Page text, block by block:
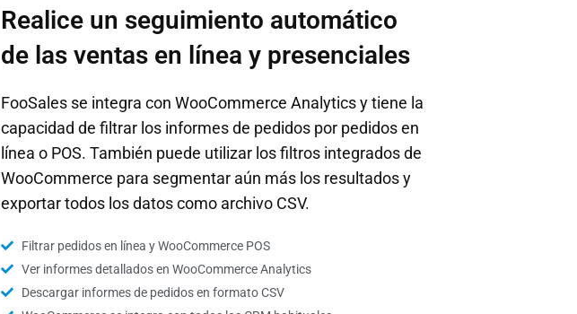
Realice un seguimiento automático
de las ventas en línea y presenciales
FooSales se integra con WooCommerce Analytics y tiene la
capacidad de filtrar los informes de pedidos por pedidos en
línea o POS. También puede utilizar los filtros integrados de
WooCommerce para segmentar aún más los resultados y
exportar todos los datos como archivo CSV.
Filtrar pedidos en línea y WooCommerce POS
Ver informes detallados en WooCommerce Analytics
Descargar informes de pedidos en formato CSV